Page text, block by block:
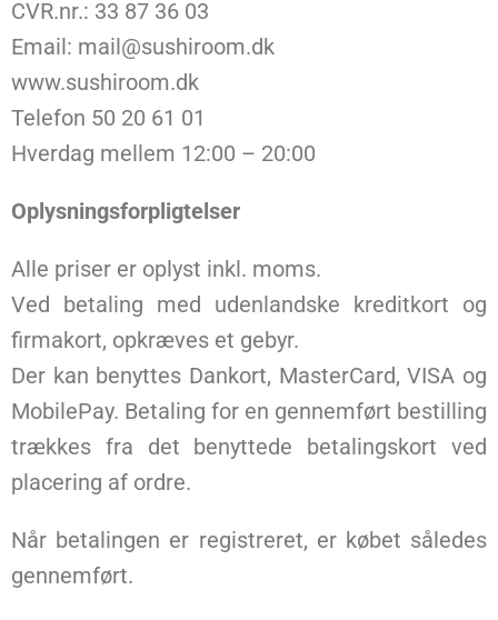
CVR.nr.: 33 87 36 03
Email: mail@sushiroom.dk
www.sushiroom.dk
Telefon 50 20 61 01
Hverdag mellem 12:00 – 20:00
Oplysningsforpligtelser
Alle priser er oplyst inkl. moms.
Ved betaling med udenlandske kreditkort og
firmakort, opkræves et gebyr.
Der kan benyttes Dankort, MasterCard, VISA og
MobilePay. Betaling for en gennemført bestilling
trækkes fra det benyttede betalingskort ved
placering af ordre.
Når betalingen er registreret, er købet således
gennemført.